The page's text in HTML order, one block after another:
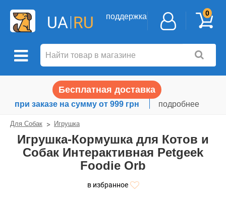
UA RU поддержка 0
Бесплатная доставка
при заказе на сумму от 999 грн подробнее
Для Собак Игрушка
Игрушка-Кормушка для Котов и
Собак Интерактивная Petgeek
Foodie Orb
в избранное